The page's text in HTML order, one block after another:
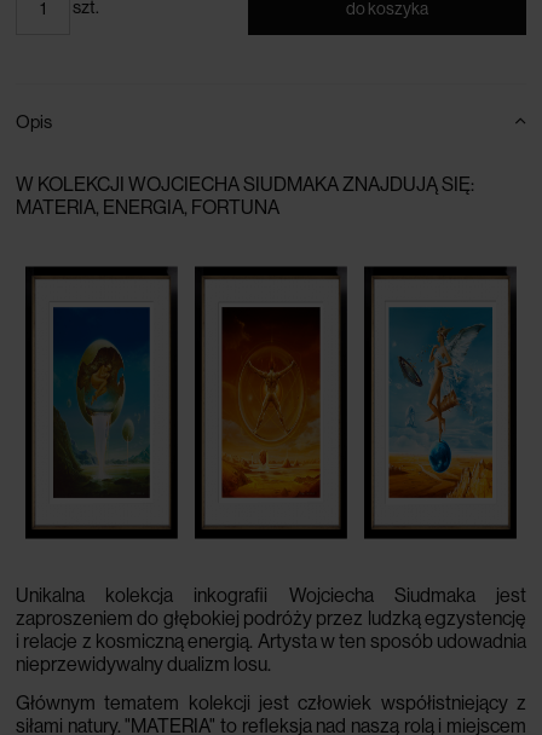
szt. do koszyka
Opis
W KOLEKCJI WOJCIECHA SIUDMAKA ZNAJDUJĄ SIĘ:
MATERIA, ENERGIA, FORTUNA
Unikalna kolekcja inkografii Wojciecha Siudmaka jest
zaproszeniem do głębokiej podróży przez ludzką egzystencję
i relacje z kosmiczną energią. Artysta w ten sposób udowadnia
nieprzewidywalny dualizm losu.
Głównym tematem kolekcji jest człowiek współistniejący z
siłami natury. "MATERIA" to refleksja nad naszą rolą i miejscem